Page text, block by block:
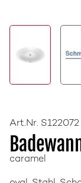
Art.Nr. S122072
caramel